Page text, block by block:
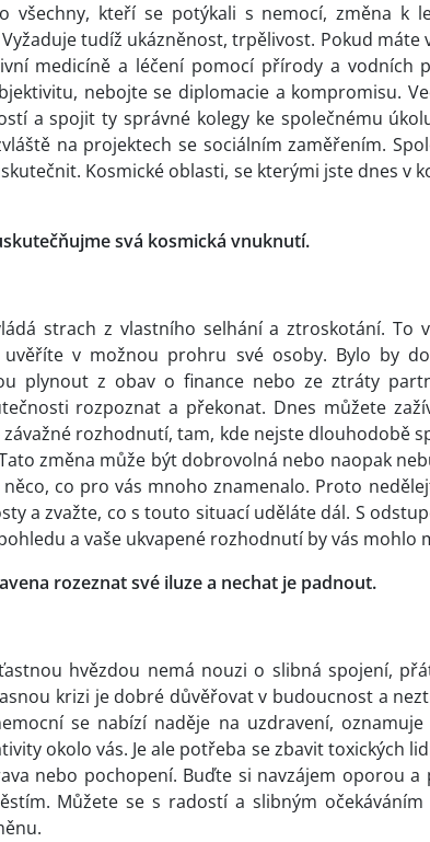
všechny, kteří se potýkali s nemocí, změna k
tudíž ukázněnost, trpělivost. Pokud máte
medicíně a léčení pomocí přírody a vodních
nebojte se diplomacie a kompromisu.
a spojit ty správné kolegy ke společnému
na projektech se sociálním zaměřením.
Kosmické oblasti, se kterými jste dnes v
svá kosmická vnuknutí.
strach z vlastního selhání a ztroskotání. To
uvěříte v možnou prohru své osoby. Bylo by
plynout z obav o finance nebo ze ztráty
rozpoznat a překonat. Dnes můžete
rozhodnutí, tam, kde nejste dlouhodobě
změna může být dobrovolná nebo naopak
co pro vás mnoho znamenalo. Proto
a zvažte, co s touto situací uděláte dál. S
a vaše ukvapené rozhodnutí by vás mohlo
rozeznat své iluze a nechat je padnout.
hvězdou nemá nouzi o slibná spojení,
krizi je dobré důvěřovat v budoucnost a
se nabízí naděje na uzdravení,
okolo vás. Je ale potřeba se zbavit toxických
nebo pochopení. Buďte si navzájem oporou
Můžete se s radostí a slibným